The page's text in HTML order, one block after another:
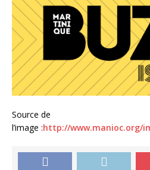
Source de
l’image :http://www.manioc.org/